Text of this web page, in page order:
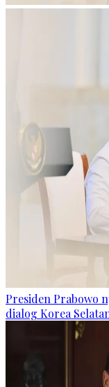
Presiden Prabowo
dialog Korea